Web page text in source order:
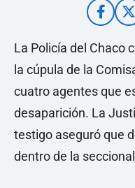
La Policía del Chaco
la cúpula de la
cuatro agentes que
desaparición. La
testigo aseguró que
dentro de la